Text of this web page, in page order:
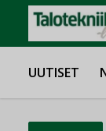
UUTISET